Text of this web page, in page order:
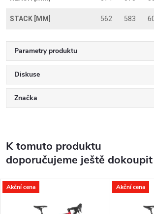
STACK [MM] 562 583
Parametry produktu
Diskuse
Značka
K tomuto produktu
doporučujeme ještě dokoupit
Akční cena Akční cena